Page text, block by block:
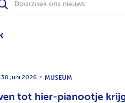
30 juni 2026 MUSEUM
tot hier-pianootje